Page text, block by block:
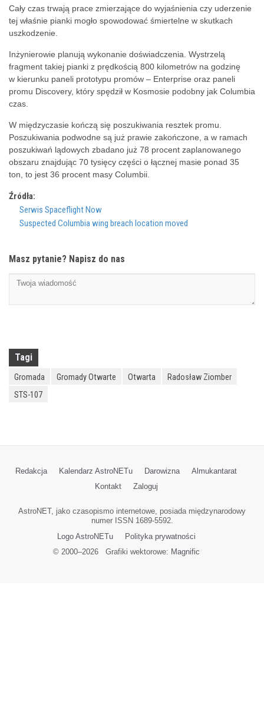
Cały czas trwają prace zmierzające do wyjaśnienia czy uderzenie
tej właśnie pianki mogło spowodować śmiertelne w skutkach
uszkodzenie.
Inżynierowie planują wykonanie doświadczenia. Wystrzelą
fragment takiej pianki z prędkością 800 kilometrów na godzinę
w kierunku paneli prototypu promów – Enterprise oraz paneli
promu Discovery, który spędził w Kosmosie podobny jak Columbia
czas.
W międzyczasie kończą się poszukiwania resztek promu.
Poszukiwania podwodne są już prawie zakończone, a w ramach
poszukiwań lądowych zbadano już 78 procent zaplanowanego
obszaru znajdując 70 tysięcy części o łącznej masie ponad 35
ton, to jest 36 procent masy Columbii.
Źródła:
Serwis Spaceflight Now
Suspected Columbia wing breach location moved
Masz pytanie? Napisz do nas
Tagi
Gromada Gromady Otwarte Otwarta
Radosław Ziomber
STS-107
Redakcja Kalendarz AstroNETu Darowizna
Almukantarat
Kontakt
Zaloguj
AstroNET, jako czasopismo internetowe, posiada międzynarodowy
numer ISSN 1689-5592.
Logo AstroNETu
Polityka prywatności
© 2000–2026Grafiki wektorowe: Magnific